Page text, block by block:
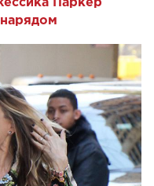
Паркер